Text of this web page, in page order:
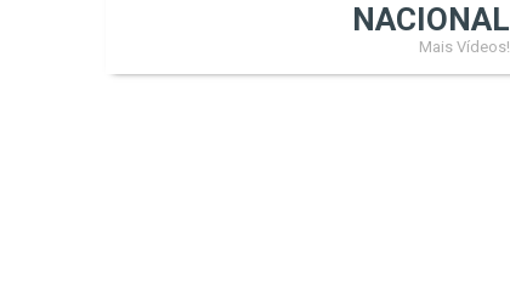
NACIONAL
Mais Vídeos!